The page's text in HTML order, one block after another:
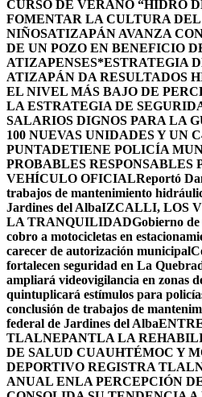
CURSO DE VERANO “HIDRO
FOMENTAR LA CULTURA
NIÑOSATIZAPÁN AVANZA
DE UN POZO EN BENEFICIO
ATIZAPENSES*ESTRATEGIA
ATIZAPÁN DA RESULTADOS
EL NIVEL MÁS BAJO DE
LA ESTRATEGIA DE
SALARIOS DIGNOS PARA LA
100 NUEVAS UNIDADES Y UN
PUNTADETIENE POLICÍA
PROBABLES RESPONSABLES
VEHÍCULO OFICIALReportó
trabajos de mantenimiento
Jardines del AlbaIZCALLI, LOS
LA TRANQUILIDADGobierno
cobro a motocicletas en
carecer de autorización municipal
fortalecen seguridad en La
ampliará videovigilancia en zonas
quintuplicará estímulos para
conclusión de trabajos de
federal de Jardines del Alba
TLALNEPANTLA LA
DE SALUD CUAUHTÉMOC Y
DEPORTIVO REGISTRA
ANUAL ENLA PERCEPCIÓN